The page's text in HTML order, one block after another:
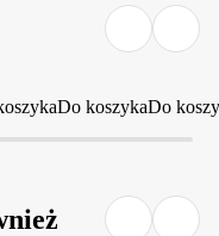
Do koszykaDo